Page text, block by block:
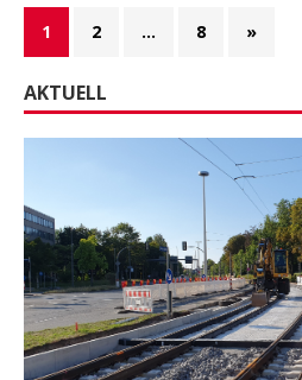
1 2 … 8 »
AKTUELL